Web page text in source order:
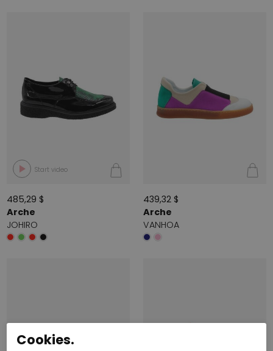
Start video
485,29 $
Arche
JOHIRO
439,32 $
Arche
VANHOA
Cookies.